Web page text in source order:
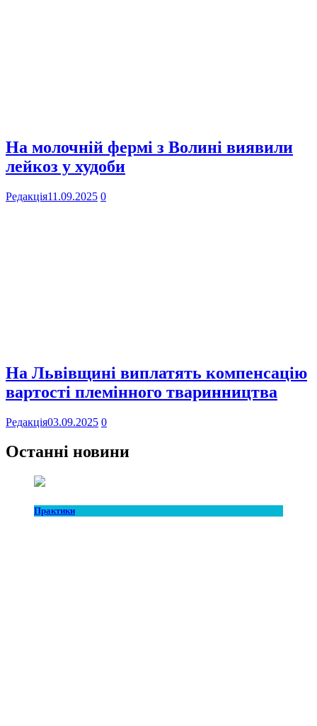
На молочній фермі з Волині виявили
лейкоз у худоби
Редакція11.09.2025 0
На Львівщині виплатять компенсацію
вартості племінного тваринництва
Редакція03.09.2025 0
Останні новини
Практики